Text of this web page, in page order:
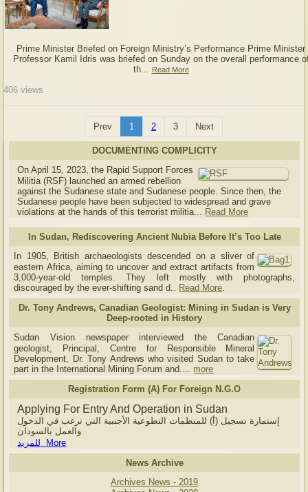
Prime Minister Briefed on Foreign Ministry’s Performance Prime Minister
Professor Kamil Idris was briefed on Sunday on the overall performance
th... Read More
406 views
Prev 1 2 3 Next
DOCUMENTING COMPLICITY
On April 15, 2023, the Rapid Support Forces
Militia (RSF) launched an armed rebellion
against the Sudanese state and Sudanese people. Since then, the
Sudanese people have been subjected to widespread and grave
violations at the hands of this terrorist militia... Read More
In Sudan, Rediscovering Ancient Nubia Before It’s Too Late
In 1905, British archaeologists descended on a sliver of
eastern Africa, aiming to uncover and extract artifacts from
3,000-year-old temples. They left mostly with photographs,
discouraged by the ever-shifting sand d.. Read More.
Dr. Tony Andrews, Canadian Geologist: Mining in Sudan is Very
Deep-rooted in History
Sudan Vision newspaper interviewed the Canadian
geologist, Principal, Centre for Responsible Mineral
Development, Dr. Tony Andrews who visited Sudan to take
part in the International Mining Forum and.... more
Registration Form (A) For Foreign N.G.O
Applying For Entry And Operation in Sudan
إستمارة تسجيل (أ) للمنظمات التطوعية الأجنبية التي ترغب في الدخول
والعمل بالسودان
للمزيد More
News Archive
Archives News - 2019